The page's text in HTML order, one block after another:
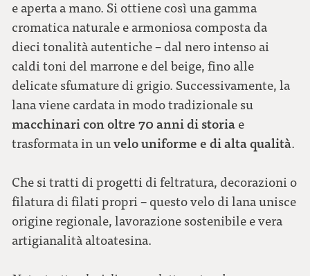
e aperta a mano. Si ottiene così una gamma
cromatica naturale e armoniosa composta da
dieci tonalità autentiche – dal nero intenso ai
caldi toni del marrone e del beige, fino alle
delicate sfumature di grigio. Successivamente, la
lana viene cardata in modo tradizionale su
macchinari con oltre 70 anni di storia e
trasformata in unvelo uniforme e di alta qualità.
Che si tratti di progetti di feltratura, decorazioni o
filatura di filati propri – questo velo di lana unisce
origine regionale, lavorazione sostenibile e vera
artigianalità altoatesina.